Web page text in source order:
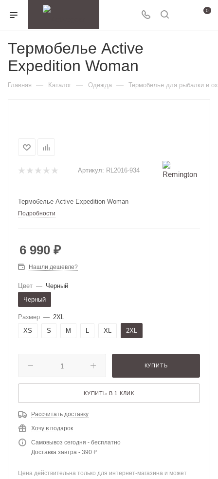
0
Термобелье Active
Expedition Woman
Главная — Каталог — Одежда — Термобелье для рыбалки и
Артикул: RL2016-934
Термобелье Active Expedition Woman
Подробности
6 990 ₽
Нашли дешевле?
Цвет — Черный
Черный
Размер — 2XL
XS
S M L XL 2XL
КУПИТЬ
КУПИТЬ В 1 КЛИК
Рассчитать доставку
Хочу в подарок
Самовывоз сегодня - бесплатно
Доставка завтра - 390 ₽
Цена действительна только для интернет-магазина и может